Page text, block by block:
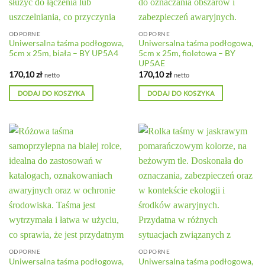
ODPORNE
Uniwersalna taśma podłogowa,
5cm x 25m, biała – BY UP5A4
170,10zł netto
DODAJ DO KOSZYKA
ODPORNE
Uniwersalna taśma podłogowa,
5cm x 25m, fioletowa – BY
UP5AE
170,10zł netto
DODAJ DO KOSZYKA
ODPORNE
Uniwersalna taśma podłogowa,
ODPORNE
Uniwersalna taśma podłogowa,